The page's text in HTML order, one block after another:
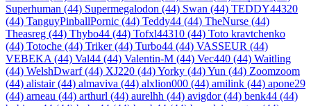
Superhuman (44) Supermegalodon (44) Swan (44) TEDDY44320
(44) TanguyPinballPornic (44) Teddy44 (44) TheNurse (44)
Theasreg (44) Thybo44 (44) Tofxl44310 (44) Toto kravtchenko
(44) Totoche (44) Triker (44) Turbo44 (44) VASSEUR (44)
VEBEKA (44) Val44 (44) Valentin-M (44) Vec440 (44) Waitling
(44) WelshDwarf (44) XJ220 (44)Yorky (44)Yun (44) Zoomzoom
(44) alistair (44) almaviva (44) alxlion000 (44) amilink (44) apone29
(44) arneau (44) arthurl (44) aurelhh (44) avigdor (44) benk44 (44)